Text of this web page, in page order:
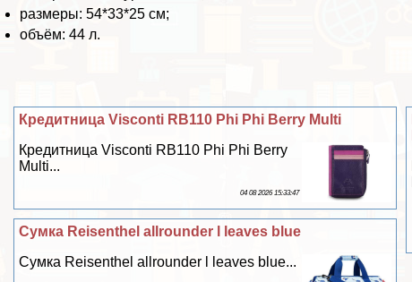
размеры: 54*33*25 см;
объём: 44 л.
Кредитница Visconti RB110 Phi Phi Berry Multi
Кредитница Visconti RB110 Phi Phi Berry
Multi...
04 08 2026 15:33:47
Сумка Reisenthel allrounder l leaves blue
Сумка Reisenthel allrounder l leaves blue...